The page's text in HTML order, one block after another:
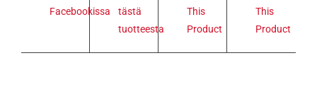
Facebookissa
tästä
tuotteesta
This
Product
This
Product